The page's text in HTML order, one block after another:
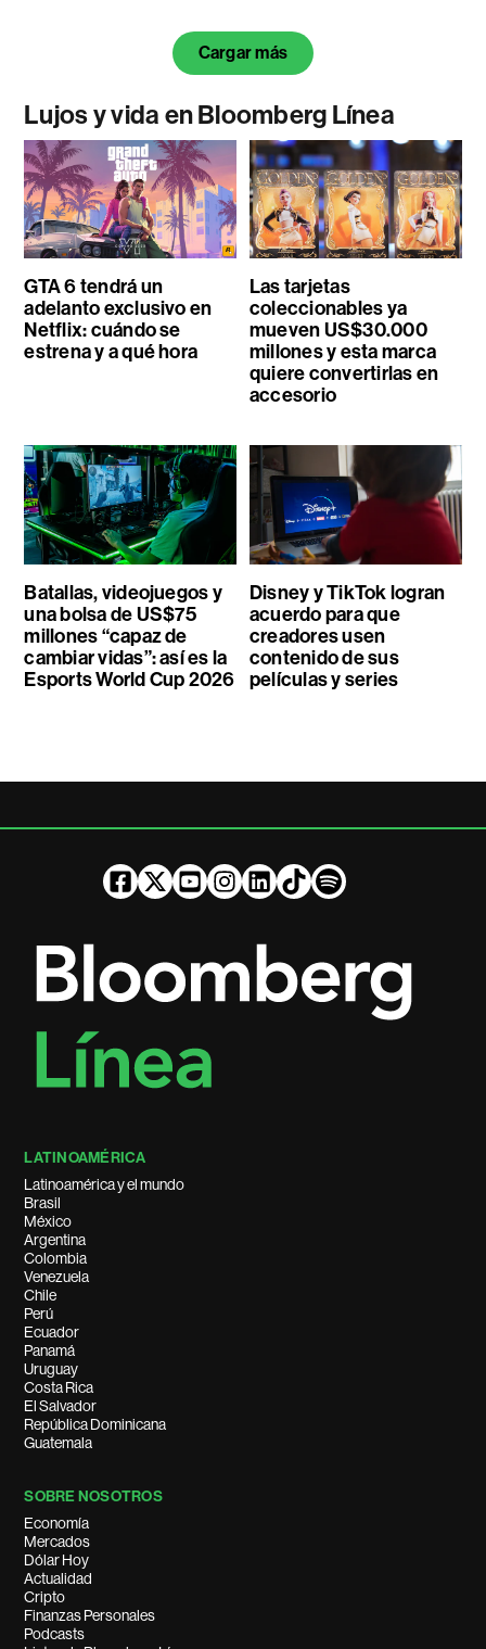
Cargar más
Lujos y vida en Bloomberg Línea
GTA 6 tendrá un
adelanto exclusivo en
Netflix: cuándo se
estrena y a qué hora
Las tarjetas
coleccionables ya
mueven US$30.000
millones y esta marca
quiere convertirlas en
accesorio
Batallas, videojuegos y
una bolsa de US$75
millones “capaz de
cambiar vidas”: así es la
Esports World Cup 2026
Disney y TikTok logran
acuerdo para que
creadores usen
contenido de sus
películas y series
LATINOAMÉRICA
Latinoamérica y el mundo
Brasil
México
Argentina
Colombia
Venezuela
Chile
Perú
Ecuador
Panamá
Uruguay
Costa Rica
El Salvador
República Dominicana
Guatemala
SOBRE NOSOTROS
Economía
Mercados
Dólar Hoy
Actualidad
Cripto
Finanzas Personales
Podcasts